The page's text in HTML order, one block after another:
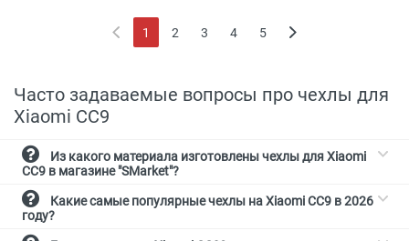
1
(current)
2 3 4 5
Часто задаваемые вопросы про чехлы для
Xiaomi CC9
CC9 в магазине "SMarket"?
году?